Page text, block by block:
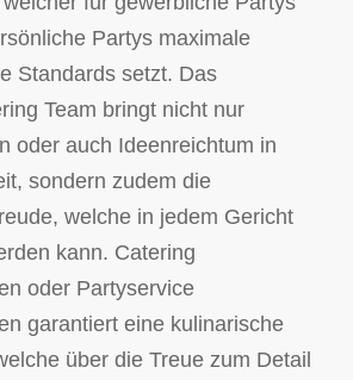
Partys maximale
Standards setzt. Das
Team bringt nicht nur
oder auch Ideenreichtum in
sondern zudem die
welche in jedem Gericht
kann. Catering
oder Partyservice
garantiert eine kulinarische
über die Treue zum Detail